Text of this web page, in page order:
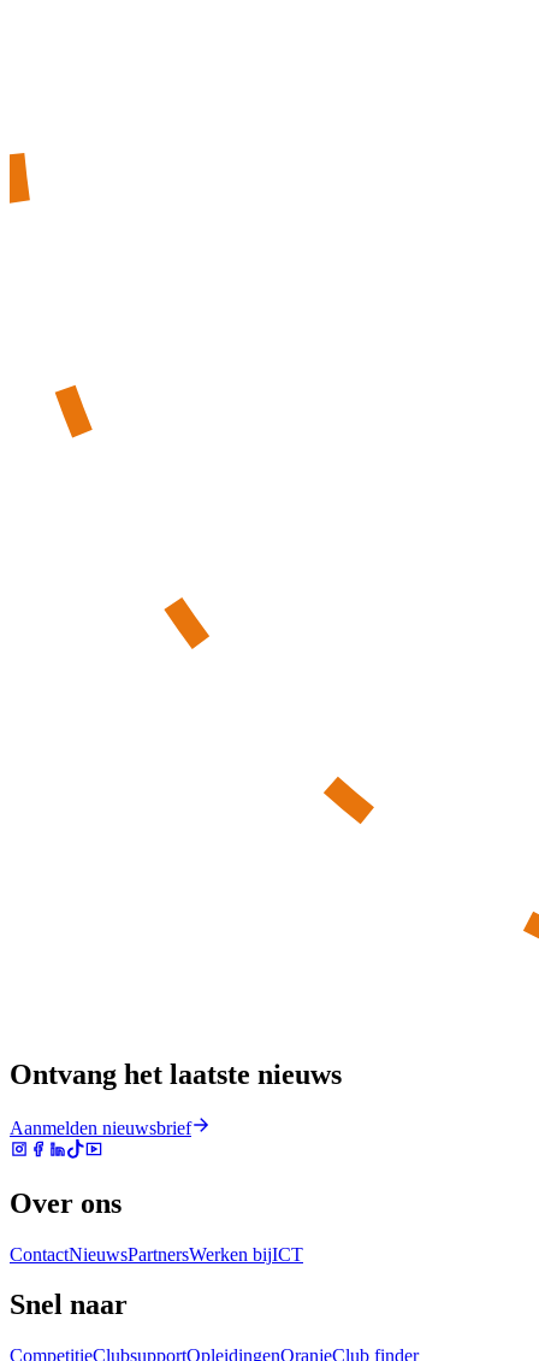
Ontvang het laatste nieuws
Aanmelden nieuwsbrief
Over ons
ContactNieuwsPartnersWerken bijICT
Snel naar
CompetitieClubsupportOpleidingenOranjeClub finder